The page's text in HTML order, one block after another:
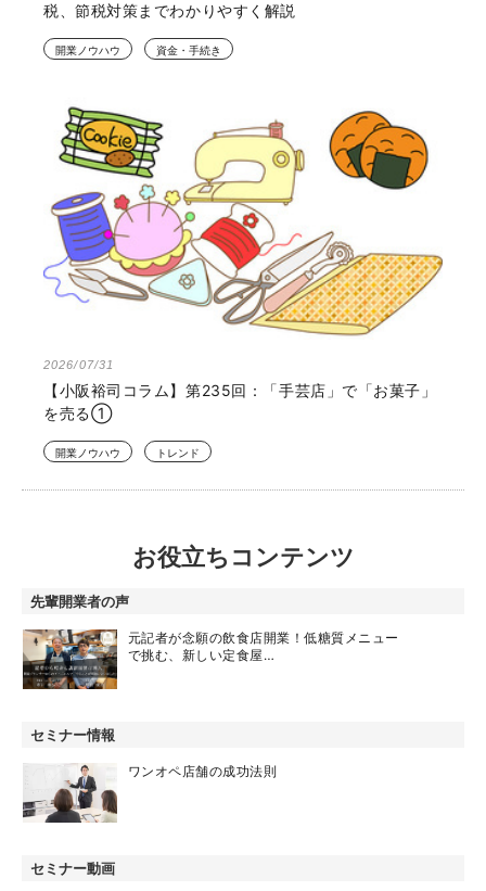
税、節税対策までわかりやすく解説
開業ノウハウ 資金・手続き
2026/07/31
【小阪裕司コラム】第235回：「手芸店」で「お菓子」
を売る①
開業ノウハウ トレンド
お役立ちコンテンツ
先輩開業者の声
元記者が念願の飲食店開業！低糖質メニュー
で挑む、新しい定食屋…
セミナー情報
ワンオペ店舗の成功法則
セミナー動画